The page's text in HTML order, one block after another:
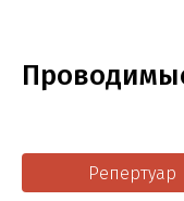
Репертуар